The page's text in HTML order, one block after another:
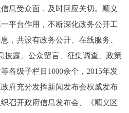
息受众面，及时回应关切。顺义
平台作用，不断深化政务公开工
，共设有政务公开、在线服务、
披露、公众留言、征集调查、政策
各级子栏目1000余个，2015年发
府充分发挥新闻发布会权威发布
召开政府信息发布会、《顺义区